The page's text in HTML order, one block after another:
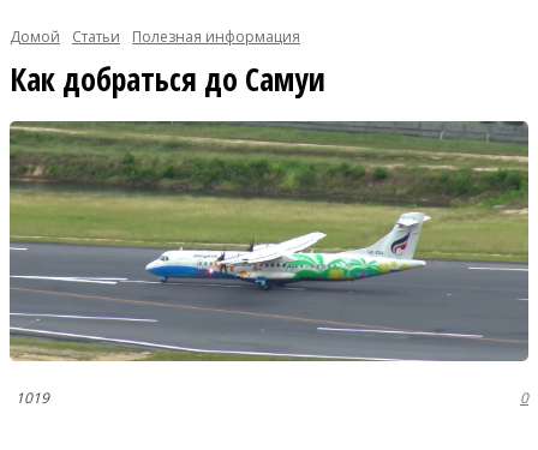
Домой Статьи Полезная информация
Как добраться до Самуи
1019 0